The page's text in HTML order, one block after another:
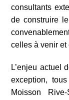
consultants
de construire
celles à venir et
L’enjeu actuel
exception,
Moisson